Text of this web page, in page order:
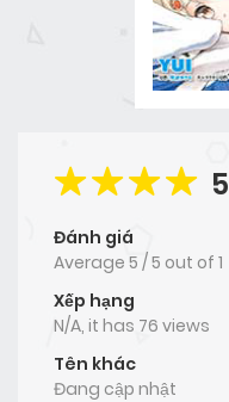
5
Đánh giá
Average 5 /5 out of 1
Xếp hạng
N/A, it has 76 views
Tên khác
Đang cập nhật